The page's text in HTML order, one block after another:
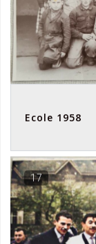
Ecole 1958
17